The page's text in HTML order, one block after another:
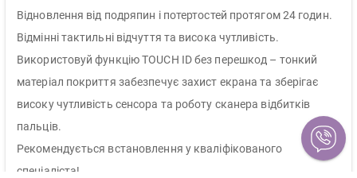
Відновлення від подряпин і потертостей протягом 24 годин.
Відмінні тактильні відчуття та висока чутливість.
Використовуй функцію TOUCH ID без перешкод – тонкий
матеріал покриття забезпечує захист екрана та зберігає
високу чутливість сенсора та роботу сканера відбитків
пальців.
Рекомендується встановлення у кваліфікованого
спеціаліста!